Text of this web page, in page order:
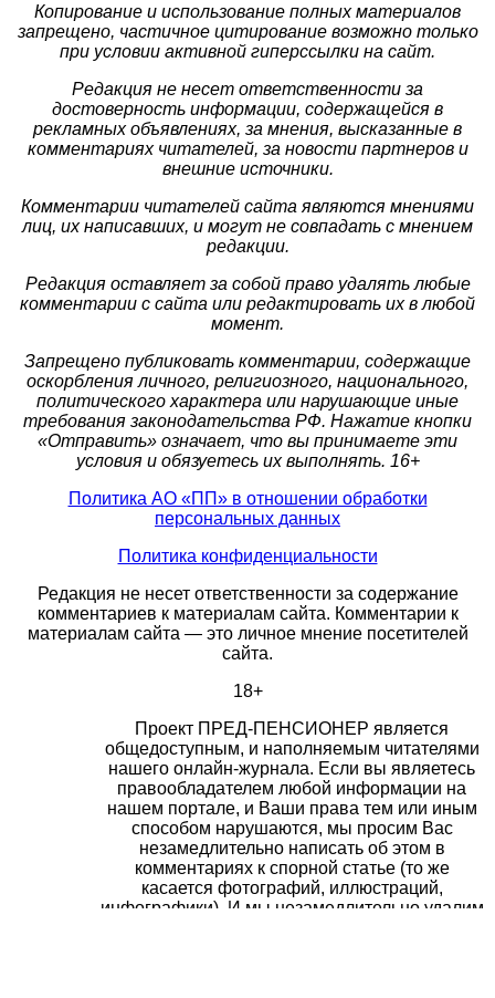
Копирование и использование полных материалов
запрещено, частичное цитирование возможно только
при условии активной гиперссылки на сайт.
Редакция не несет ответственности за
достоверность информации, содержащейся в
рекламных объявлениях, за мнения, высказанные в
комментариях читателей, за новости партнеров и
внешние источники.
Комментарии читателей сайта являются мнениями
лиц, их написавших, и могут не совпадать с мнением
редакции.
Редакция оставляет за собой право удалять любые
комментарии с сайта или редактировать их в любой
момент.
Запрещено публиковать комментарии, содержащие
оскорбления личного, религиозного, национального,
политического характера или нарушающие иные
требования законодательства РФ. Нажатие кнопки
«Отправить» означает, что вы принимаете эти
условия и обязуетесь их выполнять. 16+
Политика АО «ПП» в отношении обработки
персональных данных
Политика конфиденциальности
Редакция не несет ответственности за содержание
комментариев к материалам сайта. Комментарии к
материалам сайта — это личное мнение посетителей
сайта.
18+
Проект ПРЕД-ПЕНСИОНЕР является
общедоступным, и наполняемым читателями
нашего онлайн-журнала. Если вы являетесь
правообладателем любой информации на
нашем портале, и Ваши права тем или иным
способом нарушаются, мы просим Вас
незамедлительно написать об этом в
комментариях к спорной статье (то же
касается фотографий, иллюстраций,
инфографики). И мы незамедлительно удалим